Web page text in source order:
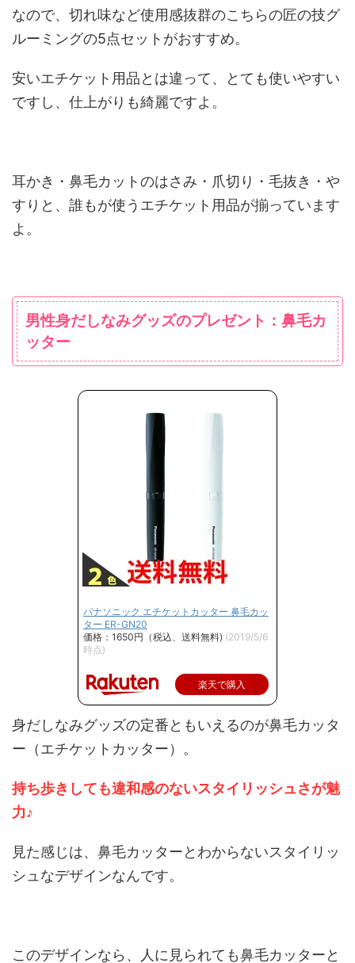
なので、切れ味など使用感抜群のこちらの匠の技グ
ルーミングの5点セットがおすすめ。
安いエチケット用品とは違って、とても使いやすい
ですし、仕上がりも綺麗ですよ。
耳かき・鼻毛カットのはさみ・爪切り・毛抜き・や
すりと、誰もが使うエチケット用品が揃っています
よ。
男性身だしなみグッズのプレゼント：鼻毛カ
ッター
パナソニック エチケットカッター 鼻毛カッ
ター ER-GN20
価格：1650円（税込、送料無料) (2019/5/6
時点)
楽天で購入
身だしなみグッズの定番ともいえるのが鼻毛カッタ
ー（エチケットカッター）。
持ち歩きしても違和感のないスタイリッシュさが魅
力♪
見た感じは、鼻毛カッターとわからないスタイリッ
シュなデザインなんです。
このデザインなら、人に見られても鼻毛カッターと